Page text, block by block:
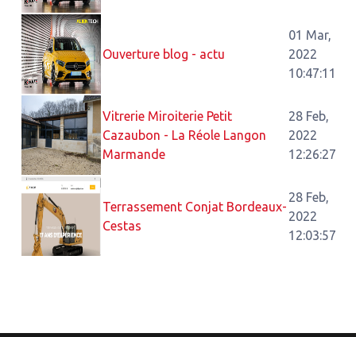
Ouverture blog - actu
01 Mar,
2022
10:47:11
Vitrerie Miroiterie Petit
Cazaubon - La Réole Langon
Marmande
28 Feb,
2022
12:26:27
Terrassement Conjat Bordeaux-
Cestas
28 Feb,
2022
12:03:57